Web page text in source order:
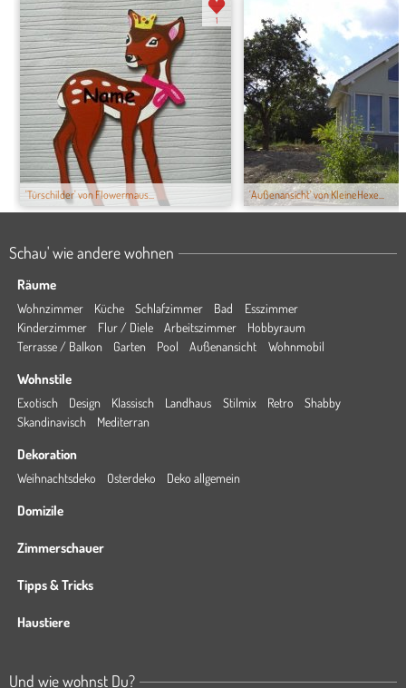
'Türschilder' von Flowermaus...
1
'Außenansicht' von KleineHexe...
Schau' wie andere wohnen
Räume
Wohnzimmer Küche Schlafzimmer Bad
Esszimmer
Kinderzimmer
Flur / Diele Arbeitszimmer
Hobbyraum
Terrasse / Balkon
Garten Pool Außenansicht Wohnmobil
Wohnstile
Exotisch Design Klassisch Landhaus Stilmix Retro
Shabby
Skandinavisch
Mediterran
Dekoration
Weihnachtsdeko Osterdeko Deko allgemein
Domizile
Zimmerschauer
Tipps & Tricks
Haustiere
Und wie wohnst Du?